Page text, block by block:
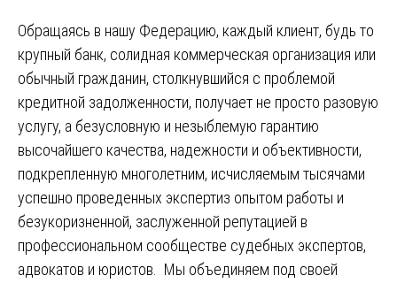
Обращаясь в нашу Федерацию, каждый клиент, будь то
крупный банк, солидная коммерческая организация или
обычный гражданин, столкнувшийся с проблемой
кредитной задолженности, получает не просто разовую
услугу, а безусловную и незыблемую гарантию
высочайшего качества, надежности и объективности,
подкрепленную многолетним, исчисляемым тысячами
успешно проведенных экспертиз опытом работы и
безукоризненной, заслуженной репутацией в
профессиональном сообществе судебных экспертов,
адвокатов и юристов. Мы объединяем под своей